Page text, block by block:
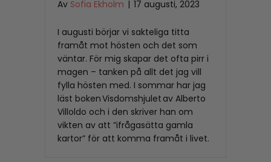
Av Sofia Ekholm | 17 augusti, 2023
I augusti börjar vi sakteliga titta
framåt mot hösten och det som
väntar. För mig skapar det ofta pirr i
magen – tanken på allt det jag vill
fylla hösten med. I sommar har jag
läst boken Visdomshjulet av Alberto
Villoldo och i den skriver han om
vikten av att ”ifrågasätta gamla
kartor” för att komma framåt i livet.